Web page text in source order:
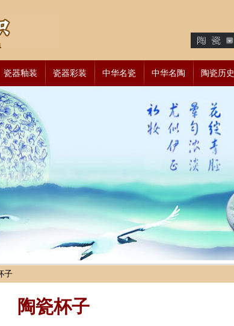
瓷器釉装 瓷器彩装 中华名瓷 中华名陶 陶瓷历史
子
陶瓷杯子